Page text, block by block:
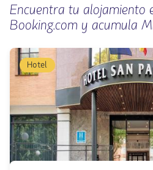
Encuentra tu alojamiento
Booking.com y acumula
Hotel